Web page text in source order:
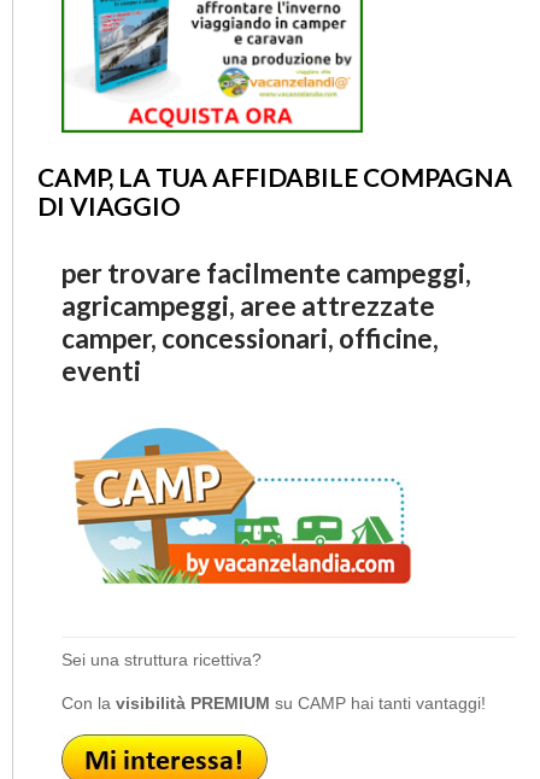
CAMP, LA TUA AFFIDABILE COMPAGNA
DI VIAGGIO
per trovare facilmente campeggi,
agricampeggi, aree attrezzate
camper, concessionari, officine,
eventi
Sei una struttura ricettiva?
Con la visibilità PREMIUM su CAMP hai tanti vantaggi!